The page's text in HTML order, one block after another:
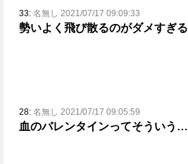
33: 名無し 2021/07/17 09:09:33
勢いよく飛び散るのがダメすぎる
28: 名無し 2021/07/17 09:05:59
血のバレンタインってそういう…